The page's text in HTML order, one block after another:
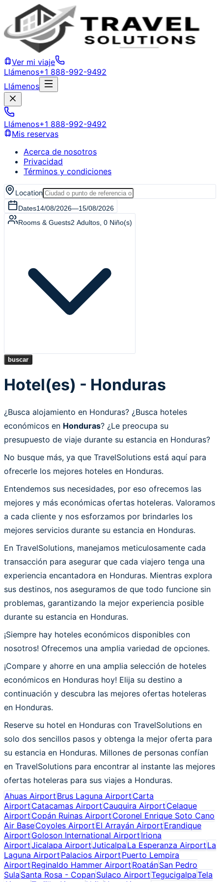
Ver mi viaje
Llámenos+1 888-992-9492
Llámenos
Llámenos+1 888-992-9492
Mis reservas
Acerca de nosotros
Privacidad
Términos y condiciones
Location
Dates14/08/2026—15/08/2026
Rooms & Guests2 Adultos 0 Niño(s)
buscar
Hotel(es) - Honduras
¿Busca alojamiento en Honduras? ¿Busca hoteles
económicos en Honduras? ¿Le preocupa su
presupuesto de viaje durante su estancia en Honduras?
No busque más, ya que TravelSolutions está aquí para
ofrecerle los mejores hoteles en Honduras.
Entendemos sus necesidades, por eso ofrecemos las
mejores y más económicas ofertas hoteleras. Valoramos
a cada cliente y nos esforzamos por brindarles los
mejores servicios durante su estancia en Honduras.
En TravelSolutions, manejamos meticulosamente cada
transacción para asegurar que cada viajero tenga una
experiencia encantadora en Honduras. Mientras explora
sus destinos, nos aseguramos de que todo funcione sin
problemas, garantizando la mejor experiencia posible
durante su estancia en Honduras.
¡Siempre hay hoteles económicos disponibles con
nosotros! Ofrecemos una amplia variedad de opciones.
¡Compare y ahorre en una amplia selección de hoteles
económicos en Honduras hoy! Elija su destino a
continuación y descubra las mejores ofertas hoteleras
en Honduras.
Reserve su hotel en Honduras con TravelSolutions en
solo dos sencillos pasos y obtenga la mejor oferta para
su estancia en Honduras. Millones de personas confían
en TravelSolutions para encontrar al instante las mejores
ofertas hoteleras para sus viajes a Honduras.
Ahuas Airport Brus Laguna Airport Carta
Airport Catacamas Airport Cauquira Airport Celaque
Airport Copán Ruinas Airport Coronel Enrique Soto Cano
Air BaseCoyoles Airport El Arrayán Airport Erandique
Airport Goloson International Airport Iriona
AirportJicalapa AirportJuticalpa La Esperanza Airport La
Laguna Airport Palacios Airport Puerto Lempira
Airport Reginaldo Hammer Airport RoatánSan Pedro
Sula Santa Rosa - CopanSulaco AirportTegucigalpaTela